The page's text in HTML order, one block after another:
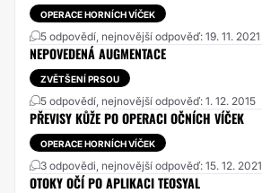
OPERACE HORNÍCH VÍČEK
5 odpovědí, nejnovější odpověď: 19. 11. 2021
NEPOVEDENÁ AUGMENTACE
ZVĚTŠENÍ PRSOU
5 odpovědí, nejnovější odpověď: 1. 12. 2015
PŘEVISY KŮŽE PO OPERACI OČNÍCH VÍČEK
OPERACE HORNÍCH VÍČEK
3 odpovědi, nejnovější odpověď: 15. 12. 2021
OTOKY OČÍ PO APLIKACI TEOSYAL